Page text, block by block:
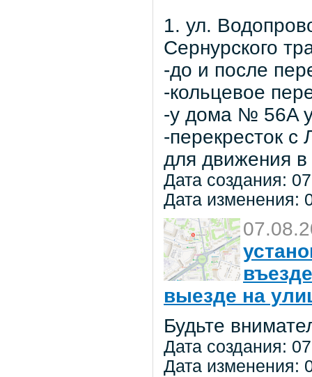
1. ул.
Сернурского
-до и после
-кольцевое
-у дома № 56A
-перекресток с
для движения
Дата создания:
Дата изменения:
выезде на
Будьте
Дата создания:
Дата изменения: